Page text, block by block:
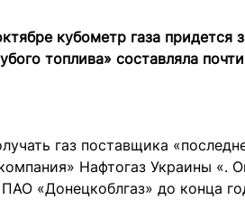
кубометр газа придется
топлива» составляла
газ поставщика
Нафтогаз Украины «.
«Донецкоблгаз» до конца